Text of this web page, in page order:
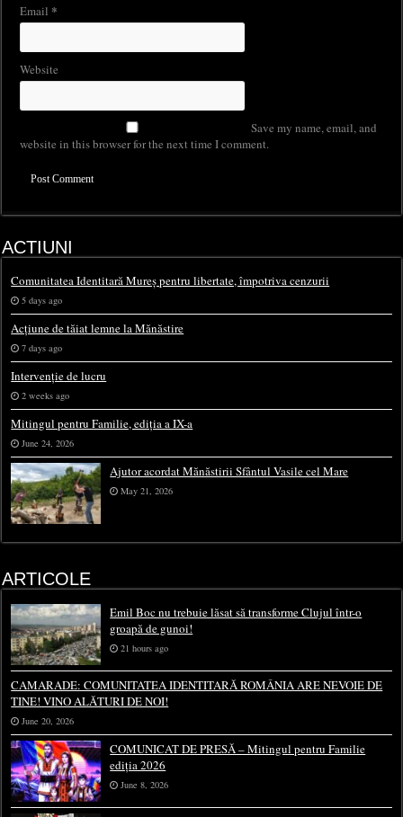
Email *
Website
Save my name, email, and
website in this browser for the next time I comment.
ACTIUNI
Comunitatea Identitară Mureș pentru libertate, împotriva cenzurii
5 days ago
Acțiune de tăiat lemne la Mănăstire
7 days ago
Intervenție de lucru
2 weeks ago
Mitingul pentru Familie, ediția a IX-a
June 24, 2026
Ajutor acordat Mănăstirii Sfântul Vasile cel Mare
May 21, 2026
ARTICOLE
Emil Boc nu trebuie lăsat să transforme Clujul într-o
groapă de gunoi!
21 hours ago
CAMARADE: COMUNITATEA IDENTITARĂ ROMÂNIA ARE NEVOIE DE
TINE! VINO ALĂTURI DE NOI!
June 20, 2026
COMUNICAT DE PRESĂ – Mitingul pentru Familie
ediția 2026
June 8, 2026